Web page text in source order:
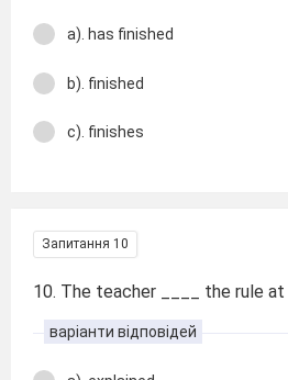
a). has finished
b). finished
c). finishes
Запитання 10
10. The teacher ____ the rule
варіанти відповідей